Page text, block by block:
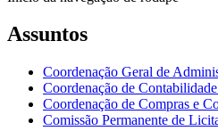
Assuntos
Coordenação Geral de
Coordenação de
Coordenação de Compras e
Comissão Permanente de